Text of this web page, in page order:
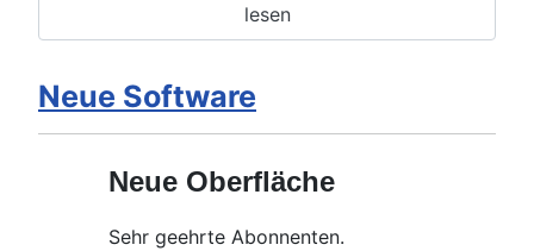
lesen
Neue Software
Neue Oberfläche
Sehr geehrte Abonnenten.